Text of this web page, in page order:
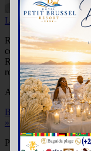
Lazarre KONDO
Rechercher, vérifier,
compréhensibles et
Récemment, je suis
routière. Je suis
Article Précédent
Benin : Les coulisses
» du climat politique
Prochain article